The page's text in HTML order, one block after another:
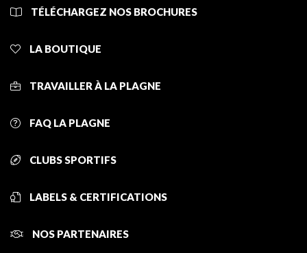
TÉLÉCHARGEZ NOS BROCHURES
LA BOUTIQUE
TRAVAILLER À LA PLAGNE
FAQ LA PLAGNE
CLUBS SPORTIFS
LABELS & CERTIFICATIONS
NOS PARTENAIRES